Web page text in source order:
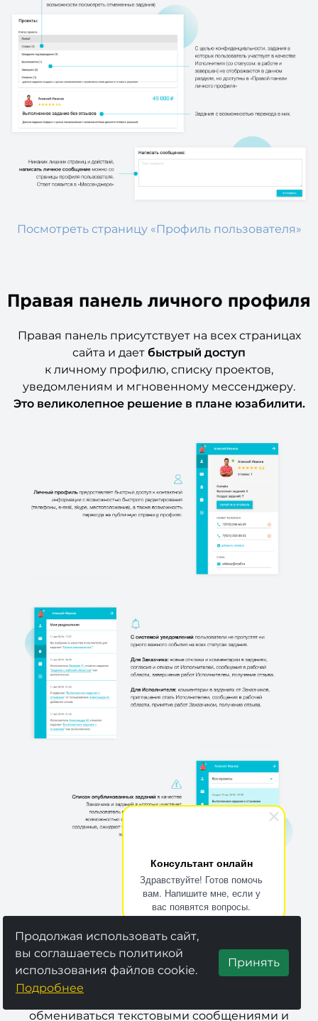
Консультант онлайн
Здравствуйте! Готов помочь
вам. Напишите мне, если у
вас появятся вопросы.
Посмотреть страницу «Профиль пользователя»
Правая панель присутствует на всех страницах
сайта и дает быстрый доступ
к личному профилю, списку проектов,
уведомлениям и мгновенному мессенджеру.
Это великолепное решение в плане юзабилити.
Удобный мессенджер мгновенных сообщений
обмениваться текстовыми сообщениями и
Продолжая использовать сайт,
вы соглашаетесь политикой
использования файлов cookie.
Подробнее
Принять